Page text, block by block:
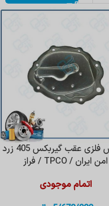
درپوش‌ فلزی عقب گیربکس‌ 405 زرد
امن ایران / TPCO / فراز
اتمام موجودی